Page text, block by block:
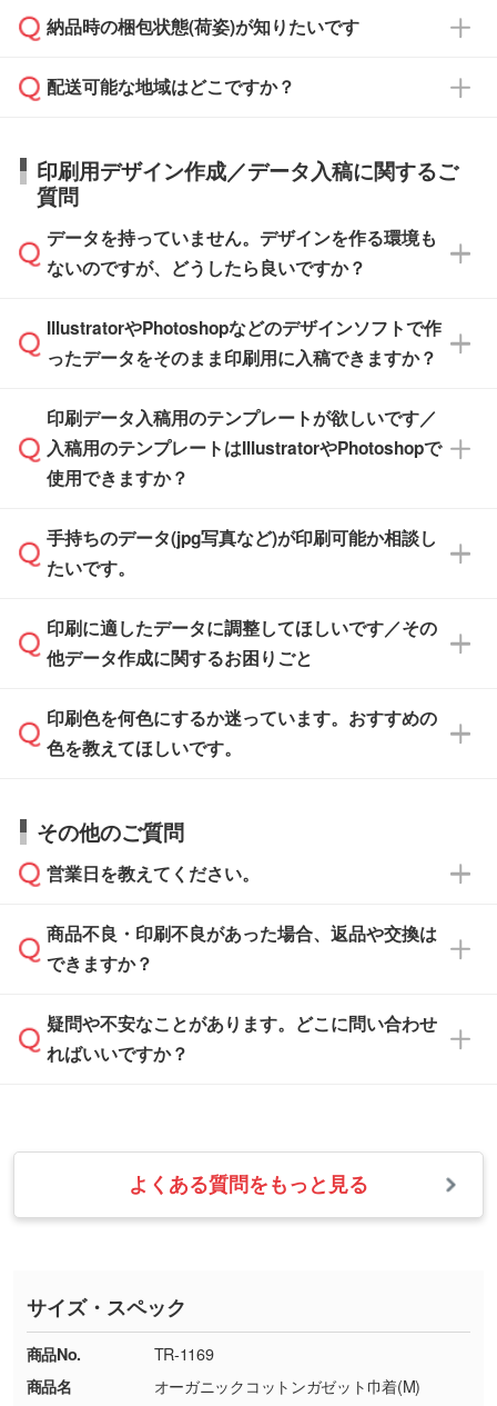
ご希望の際は担当スタッフまでお気軽にご相談
ください。
ご入金確認後、1～2営業日で出荷いたしま
タッフまでお問い合わせください。
ル」に注文予定日をご入力いただくと、おおよ
その締切日や出荷目安をご確認いただけます。
品が決まりましたらお早めのご発注をお願いい
たします。
※土日祝日を除く営業日換算です。
※沖縄・離島は追加日数がかかります。
い。
応が可能かご案内いたします。
す。>>対象商品はこちら
※最短出荷日は商品によって異なります。各商
品ページにてご確認ください
ご入金確認後に在庫を確保し、注文確定のご連
はできかねますので予めご了承ください。
納品時の梱包状態(荷姿)が知りたいです
商品によって異なります。各ページにある商品
す。(白箱、化粧箱、ブリスターパックなど)
【袋入り】 商品がひとつずつ袋に入っていま
す。(透明袋、デザイン袋など)
【個包装なし】 個包装がされていない状態で
※化粧箱から白箱への入れ替えや、オリジナル
箱の作成は原則承っておりません。
配送可能な地域はどこですか？
日本全国へお届けが可能です。なお、海外への
直接納品は行っておりませんので予めご了承く
ださい。
印刷用デザイン作成／データ入稿に関するご
質問
データを持っていません。デザインを作る環境も
ないのですが、どうしたら良いですか？
無料の「デザインシミュレーター」を使えば、
PCやスマホから簡単にデザインを作成できま
ザインソフトがなくても安心です。
また、「データ作成サービス
せいただければ、弊社にて無料でデザインデー
タを1点作成いたします。
IllustratorやPhotoshopなどのデザインソフトで作
ったデータをそのまま印刷用に入稿できますか？
IllustratorやPhotoshop、CLIP STUDIOなどのデ
ザインソフトでこだわりのデザインを作成した
い方は、完全データ入稿
積・ご注文フォームにアップロードしてご入稿
ください。
ご入稿後は経験豊富なスタッフがデータに不備
がないかチェックし、お客様と確認してから印
刷に進みますので、ご安心ください。
印刷データ入稿用のテンプレートが欲しいです／
入稿用のテンプレートはIllustratorやPhotoshopで
使用できますか？
一部商品は入稿用テンプレートのご用意があり
ます。各商品ページの『印刷方法・テンプレー
入稿用のテンプレートはPDF形式ですが、
IllustratorやPhotoshopで開いてご利用いただけ
方」をご確認ください。
手持ちのデータ(jpg写真など)が印刷可能か相談し
たいです。
印刷に適したデータ・解像度かどうか、担当ス
タッフが事前に確認いたします。
ムへ添付いただくか、担当スタッフ宛にメール
でお送りください。
い合わせください。
なお、印刷用データの作り方に関する詳細は、
印刷に適したデータに調整してほしいです／その
他データ作成に関するお困りごと
データ作成でお困りの際には、担当スタッフが
サポートいたしますのでお気軽にご相談くださ
から添付してお送りください。
・解像度の低いデータをトレース/調整してほ
しい
解像度の低い画像や、手書きのイラスト、写真
などを、印刷に適したベクターデータに変換し
・フルカラーデータを1色に変換してほしい
・1色印刷でグラデーションや濃淡を表現した
い
す。→詳しく見る
・コーポレートカラーを使って印刷したい／印
刷色にこだわりがある
印刷色を何色にするか迷っています。おすすめの
色を教えてほしいです。
お見積・ご注文・
相談いただきますと、担当スタッフがお客様の
ご希望や商品の本体色を確認し、印刷色をご提
本体色がブラック、ネイビーなど濃色の場合は
白色か淡い色の印刷色をおすすめしておりま
す。
本体色がナチュラルなど淡色の場合、印刷をく
っきりと目立たせたいときは濃い印刷色が、柔
らかい雰囲気にしたいときは淡い印刷色が映え
また、お選びいただいた印刷色が本体色に合わ
ない場合や仕上がりに影響しそうな場合は、ス
タッフから別の色をご案内することもございま
その他のご質問
営業日を教えてください。
営業日は平日の10:00～18:00で、土日祝日はお
休みとなります。注文・見積・お問い合わせ
速やかに対応いたします。
商品不良・印刷不良があった場合、返品や交換は
できますか？
お手数をお掛けいたしますが、至急担当スタッ
フまでご連絡ください。商品の状況を確認し、
・お届け時に商品が損傷・故障している場合
・ご注文と異なる商品が届いた場合
・印刷不良があった場合
※詳しくは「商品の良品基準について
ください。
【返品・交換ができない場合】
疑問や不安なことがあります。どこに問い合わせ
ればいいですか？
業日以内に担当スタッフよりメールにてご連絡
いたします。
お急ぎの場合はお電話でのご質問も受け付けて
TEL：0422-29-9911 営業時間10:00～
18:00(土日祝日除く)
お問い合わせフォームはこちら
よくある質問をもっと見る
サイズ・スペック
商品No.
TR-1169
商品名
オーガニックコットンガゼット巾着(M)